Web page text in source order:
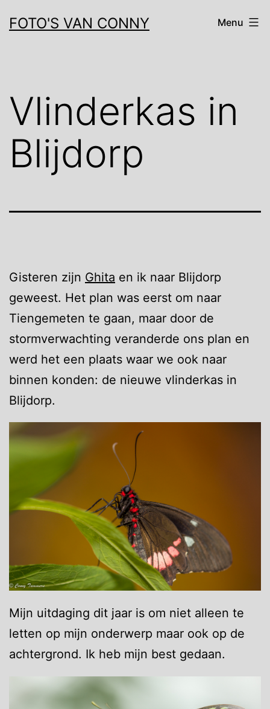
naar
FOTO'S VAN CONNY Menu
Vlinderkas in
Blijdorp
Gisteren zijn Ghita en ik naar Blijdorp
geweest. Het plan was eerst om naar
Tiengemeten te gaan, maar door de
stormverwachting veranderde ons plan en
werd het een plaats waar we ook naar
binnen konden: de nieuwe vlinderkas in
Blijdorp.
Mijn uitdaging dit jaar is om niet alleen te
letten op mijn onderwerp maar ook op de
achtergrond. Ik heb mijn best gedaan.